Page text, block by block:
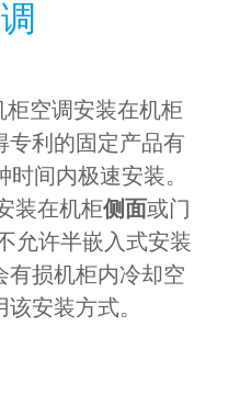
柜空调安装在机柜
利的固定产品有
间内极速安装。
装在机柜侧面或门
允许半嵌入式安装
损机柜内冷却空
安装方式。